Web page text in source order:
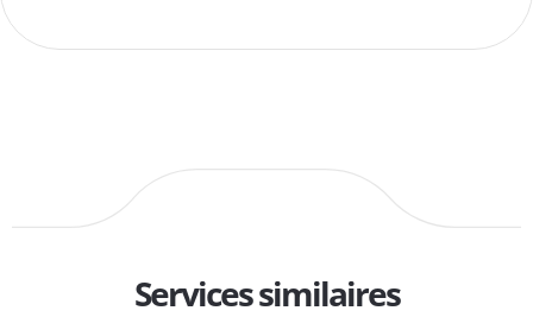
Services similaires